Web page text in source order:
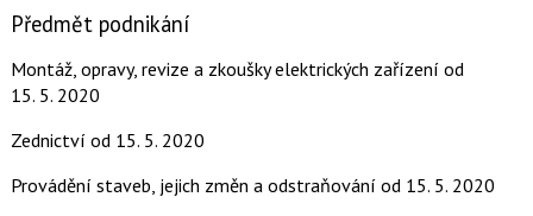
Předmět podnikání
Montáž, opravy, revize a zkoušky elektrických zařízení od
15. 5. 2020
Zednictví od 15. 5. 2020
Provádění staveb, jejich změn a odstraňování od 15. 5. 2020